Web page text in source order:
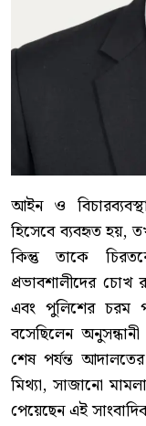
আইন ও
হিসেবে ব্যবহৃত হয়,
কিন্তু তাকে
প্রভাবশালীদের চোখ
এবং পুলিশের চরম
বসেছিলেন
শেষ পর্যন্ত
মিথ্যা, সাজানো
পেয়েছেন এই